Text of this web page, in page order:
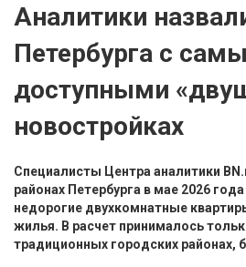
Аналитики
Петербурга с
доступными
новостройках
Специалисты Центра аналитики
районах Петербурга в мае 2026
недорогие двухкомнатные
жилья. В расчет принималось
традиционных городских районах,